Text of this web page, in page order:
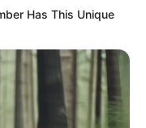
Has This Unique